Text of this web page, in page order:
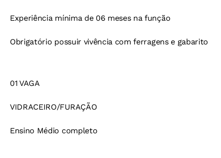
Experiência mínima de 06 meses na função
Obrigatório possuir vivência com ferragens e gabarito
01 VAGA
VIDRACEIRO/FURAÇÃO
Ensino Médio completo